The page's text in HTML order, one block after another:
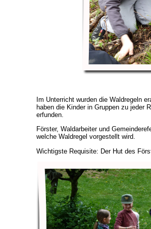
Im Unterricht wurden die Waldregeln
haben die Kinder in Gruppen zu jeder
erfunden.
Förster, Waldarbeiter und
welche Waldregel vorgestellt wird.
Wichtigste Requisite: Der Hut des